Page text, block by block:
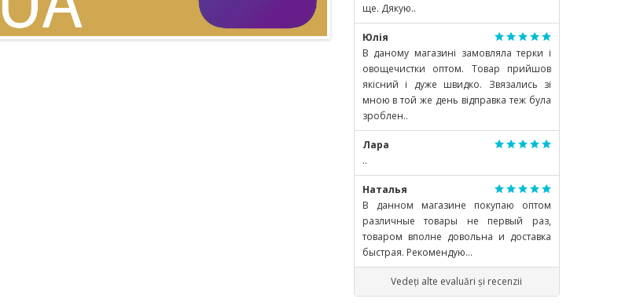
ще. Дякую..
Юлія
В даному магазині замовляла терки і
овощечистки оптом. Товар прийшов
якісний і дуже швидко. Звязались зі
мною в той же день відправка теж була
зроблен..
Лара
..
Наталья
В данном магазине покупаю оптом
различные товары не первый раз,
товаром вполне довольна и доставка
быстрая. Рекомендую...
Vedeți alte evaluări și recenzii